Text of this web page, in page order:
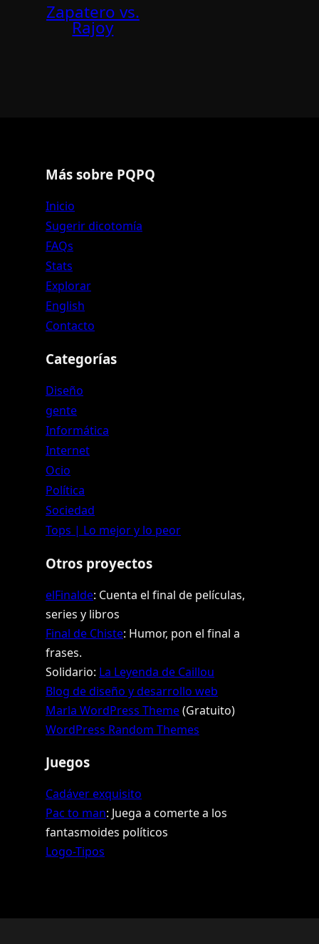
Zapatero vs.
Rajoy
Más sobre PQPQ
Inicio
Sugerir dicotomía
FAQs
Stats
Explorar
English
Contacto
Categorías
Diseño
gente
Informática
Internet
Ocio
Política
Sociedad
Tops | Lo mejor y lo peor
Otros proyectos
elFinalde: Cuenta el final de películas,
series y libros
Final de Chiste: Humor, pon el final a
frases.
Solidario: La Leyenda de Caillou
Blog de diseño y desarrollo web
Marla WordPress Theme(Gratuito)
WordPress Random Themes
Juegos
Cadáver exquisito
Pac to man: Juega a comerte a los
fantasmoides políticos
Logo-Tipos